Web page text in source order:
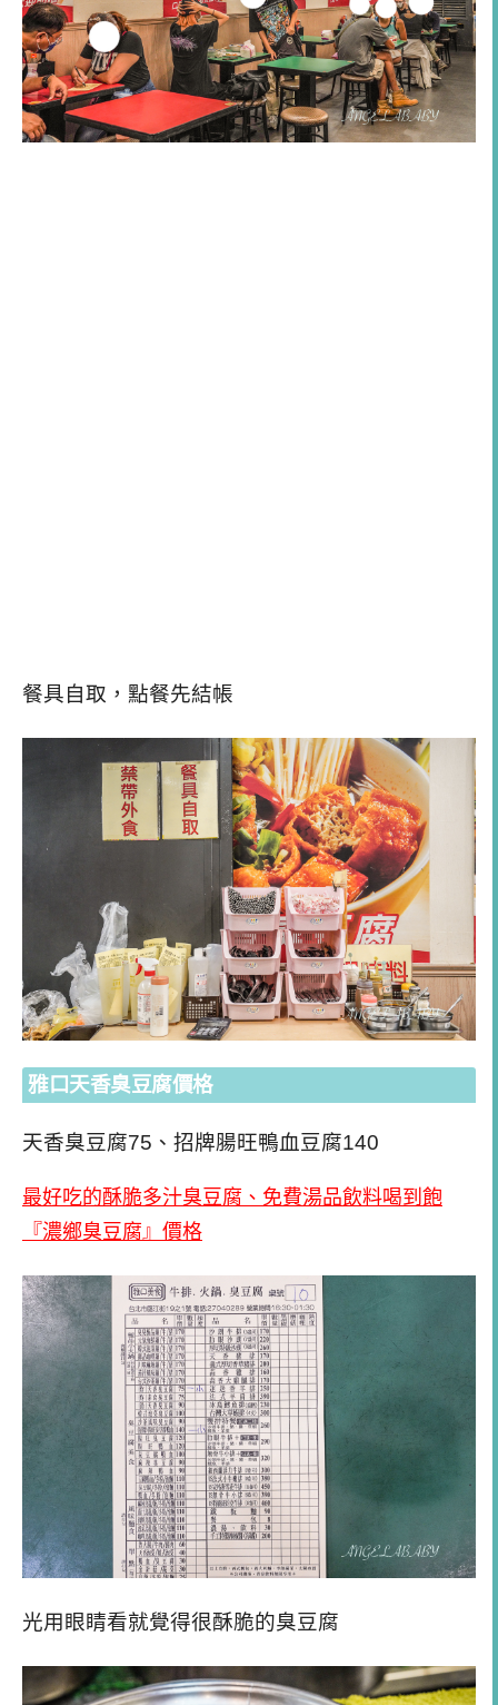
餐具自取，點餐先結帳
雅口天香臭豆腐價格
天香臭豆腐75、招牌腸旺鴨血豆腐140
最好吃的酥脆多汁臭豆腐、免費湯品飲料喝到飽
『濃鄉臭豆腐』價格
光用眼睛看就覺得很酥脆的臭豆腐